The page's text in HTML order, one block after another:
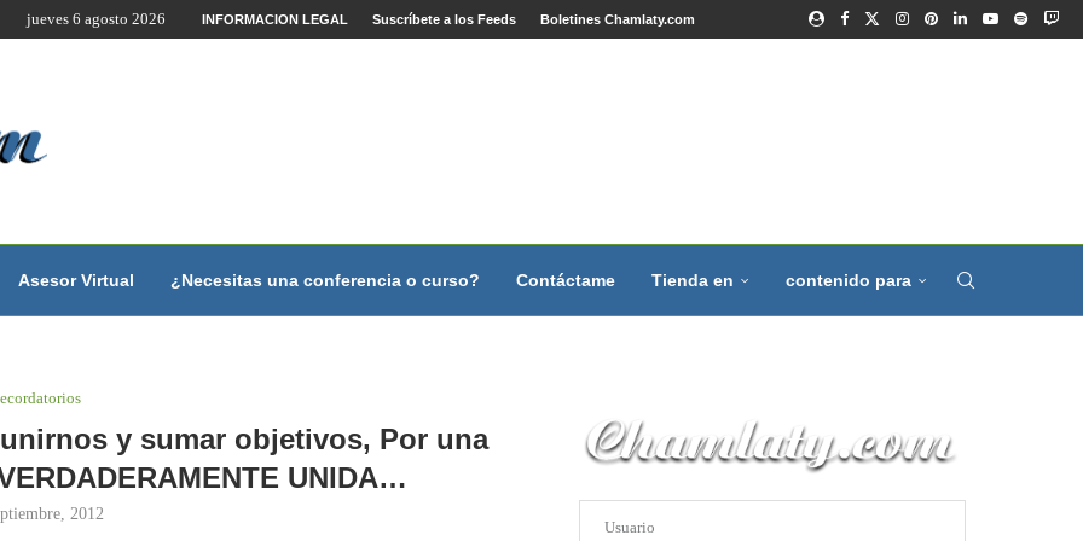
por Internet y Videoconferencia.
jueves 6 agosto 2026 INFORMACION LEGAL Suscríbete a los Feeds Boletines Chamlaty.com
Asesor Virtual ¿Necesitas una conferencia o curso? Contáctame Tienda en contenido para
y sumar objetivos, Por una
UNIDA…
2012